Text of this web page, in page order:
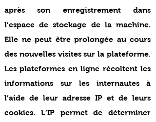
après son enregistrement dans
l’espace de stockage de la machine.
Elle ne peut être prolongée au cours
des nouvelles visites sur la plateforme.
Les plateformes en ligne récoltent les
informations sur les internautes à
l’aide de leur adresse IP et de leurs
cookies. L’IP permet de déterminer